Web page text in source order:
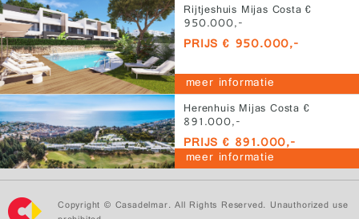
Rijtjeshuis Mijas Costa €
950.000,-
PRIJS € 950.000,-
meer informatie
Herenhuis Mijas Costa €
891.000,-
PRIJS € 891.000,-
meer informatie
Copyright © Casadelmar. All Rights Reserved. Unauthorized use